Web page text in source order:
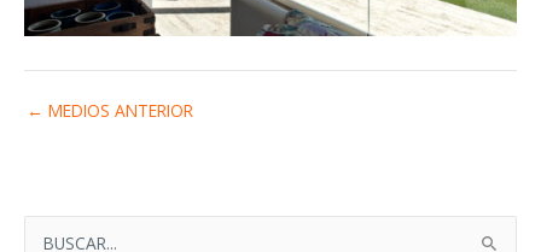
← MEDIOS ANTERIOR